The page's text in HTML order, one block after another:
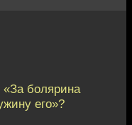
болярина
его»?